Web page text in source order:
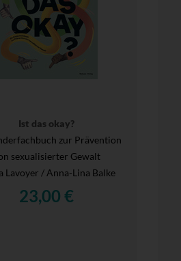
Ist das okay?
zur Prävention
sexualisierter Gewalt
Lavoyer / Anna-Lina Balke
23,00 €